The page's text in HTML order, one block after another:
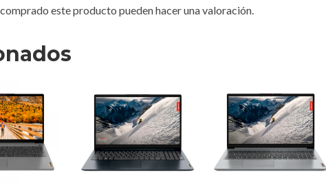
este producto pueden hacer una valoración.